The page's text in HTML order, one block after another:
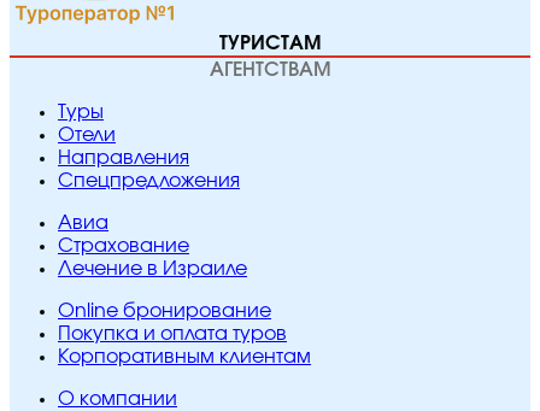
ТУРИСТАМ
АГЕНТСТВАМ
Туры
Отели
Направления
Спецпредложения
Авиа
Страхование
Лечение в Израиле
Online бронирование
Покупка и оплата туров
Корпоративным клиентам
O компании